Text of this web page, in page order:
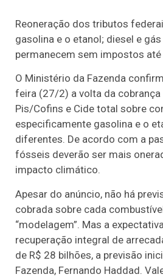
Reoneração dos tributos
gasolina e o etanol; diesel e
permanecem sem impostos
O Ministério da Fazenda
feira (27/2) a volta da
Pis/Cofins e Cide total sobre
especificamente gasolina e o
diferentes. De acordo com a
fósseis deverão ser mais
impacto climático.
Apesar do anúncio, não há
cobrada sobre cada
“modelagem”. Mas a
recuperação integral de
de R$ 28 bilhões, a previsão
Fazenda, Fernando Haddad.